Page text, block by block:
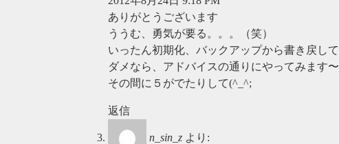
ありがとうございます
ううむ、勇気が要る。。。（笑）
いったん初期化、バックアップから書き戻して
ダメなら、アドバイスの通りにやってみます〜
その間に５がでたりして(^_^;
返信
n_sin_z より: